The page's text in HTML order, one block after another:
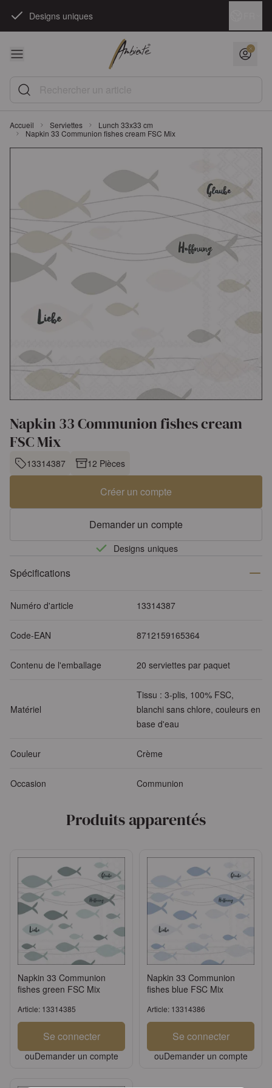
Designs uniques
Rechercher un article
Accueil Serviettes
Lunch 33x33 cm
Napkin 33 Communion fishes cream FSC Mix
Napkin 33 Communion fishes cream
FSC Mix
13314387 12 Pièces
Créer un compte
Demander un compte
Designs uniques
Spécifications
Numéro d'article 13314387
Code-EAN 8712159165364
Contenu de l'emballage 20 serviettes par paquet
Matériel
Tissu : 3-plis, 100% FSC,
blanchi sans chlore, couleurs en
base d'eau
Couleur Crème
Occasion Communion
Produits apparentés
Napkin 33 Communion
fishes green FSC Mix
Article: 13314385
Se connecter
ouDemander un compte
Napkin 33 Communion
fishes blue FSC Mix
Article: 13314386
Se connecter
ouDemander un compte